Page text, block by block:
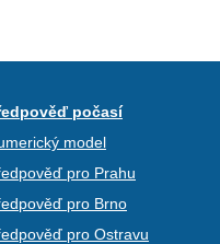
počasí
model
pro Prahu
pro Brno
pro Ostravu